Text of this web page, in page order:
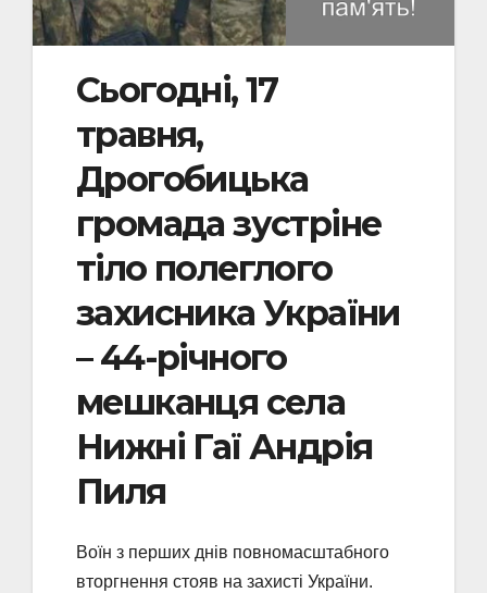
Сьогодні, 17
травня,
Дрогобицька
громада зустріне
тіло полеглого
захисника України
– 44-річного
мешканця села
Нижні Гаї Андрія
Пиля
Воїн з перших днів повномасштабного
вторгнення стояв на захисті України.